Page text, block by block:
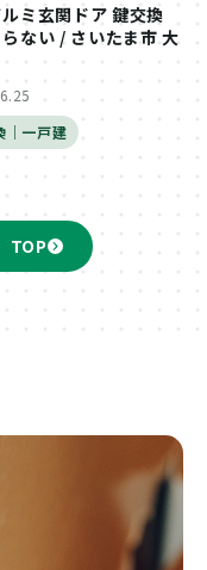
ミ玄関ドア 鍵交換
ない / さいたま市 大
｜一戸建
TOP